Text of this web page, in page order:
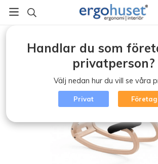
Varier Variable - Balans
Handlar du som
privatperson?
Välj nedan hur du vill se våra
Privat Företag